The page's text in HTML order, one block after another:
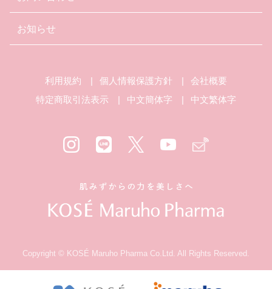
お知らせ
利用規約 個人情報保護方針
会社概要
特定商取引法表示
中文簡体字 中文繁体字
Copyright © KOSÉ Maruho Pharma Co.Ltd. All Rights Reserved.